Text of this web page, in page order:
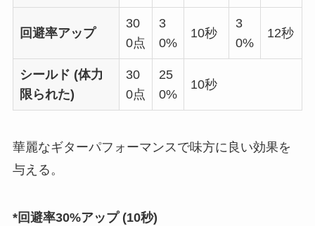
回避率アップ
30
0点
3
0%
10秒
3
0%
12秒
シールド (体力
限られた)
30
0点
25
0%
10秒
華麗なギターパフォーマンスで味方に良い効果を
与える。
*回避率30%アップ (10秒)